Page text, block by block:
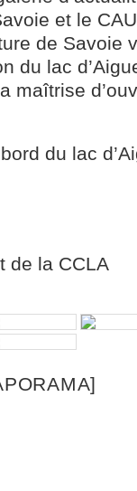
et le
de Savoie
du lac
maîtrise
du lac
de la CCLA